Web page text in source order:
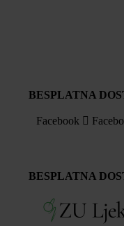
BESPLATNA
Facebook
BESPLATNA